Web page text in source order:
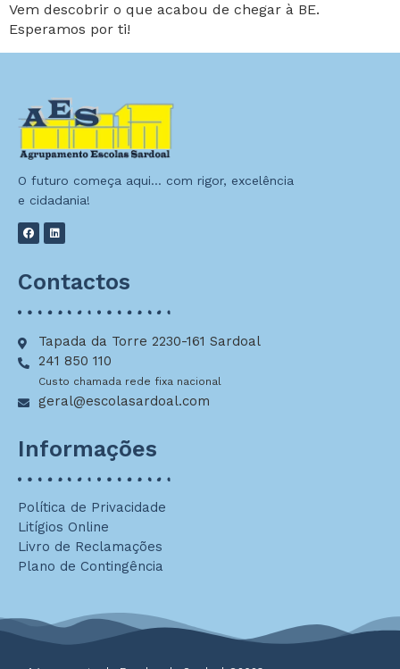
Vem descobrir o que acabou de chegar à BE.
Esperamos por ti!
O futuro começa aqui… com rigor, excelência
e cidadania!
Contactos
Tapada da Torre 2230-161 Sardoal
241 850 110
Custo chamada rede fixa nacional
geral@escolasardoal.com
Informações
Política de Privacidade
Litígios Online
Livro de Reclamações
Plano de Contingência